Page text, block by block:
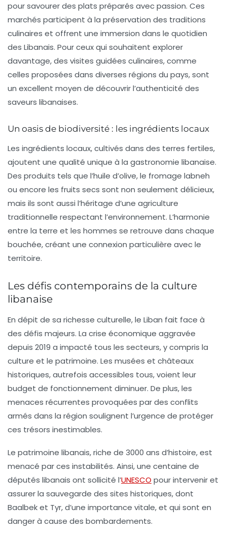
pour savourer des plats préparés avec passion. Ces
marchés participent à la préservation des traditions
culinaires et offrent une immersion dans le quotidien
des Libanais. Pour ceux qui souhaitent explorer
davantage, des visites guidées culinaires, comme
celles proposées dans diverses régions du pays, sont
un excellent moyen de découvrir l’authenticité des
saveurs libanaises.
Un oasis de biodiversité : les ingrédients locaux
Les ingrédients locaux, cultivés dans des terres fertiles,
ajoutent une qualité unique à la gastronomie libanaise.
Des produits tels que l’huile d’olive, le fromage labneh
ou encore les fruits secs sont non seulement délicieux,
mais ils sont aussi l’héritage d’une agriculture
traditionnelle respectant l’environnement. L’harmonie
entre la terre et les hommes se retrouve dans chaque
bouchée, créant une connexion particulière avec le
territoire.
Les défis contemporains de la culture
libanaise
En dépit de sa richesse culturelle, le Liban fait face à
des défis majeurs. La crise économique aggravée
depuis 2019 a impacté tous les secteurs, y compris la
culture et le patrimoine. Les musées et châteaux
historiques, autrefois accessibles tous, voient leur
budget de fonctionnement diminuer. De plus, les
menaces récurrentes provoquées par des conflits
armés dans la région soulignent l’urgence de protéger
ces trésors inestimables.
Le patrimoine libanais, riche de 3000 ans d’histoire, est
menacé par ces instabilités. Ainsi, une centaine de
députés libanais ont sollicité l’UNESCO pour intervenir et
assurer la sauvegarde des sites historiques, dont
Baalbek et Tyr, d’une importance vitale, et qui sont en
danger à cause des bombardements.